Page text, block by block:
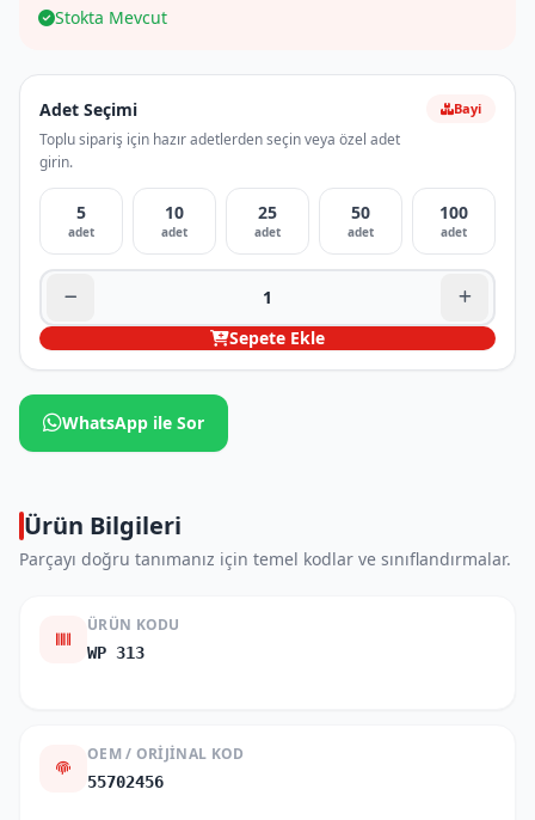
Stokta Mevcut
Adet Seçimi
Toplu sipariş için hazır adetlerden seçin veya özel adet
girin.
Bayi
5
adet
10
adet
25
adet
50
adet
100
adet
Sepete Ekle
WhatsApp ile Sor
Ürün Bilgileri
Parçayı doğru tanımanız için temel kodlar ve sınıflandırmalar.
ÜRÜN KODU
WP 313
OEM / ORIJINAL KOD
55702456